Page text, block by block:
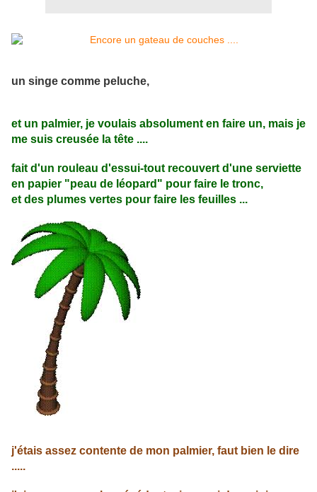
un singe comme peluche,
et un palmier, je voulais absolument en faire un, mais je
me suis creusée la tête ....
fait d'un rouleau d'essui-tout recouvert d'une serviette
en papier "peau de léopard" pour faire le tronc,
et des plumes vertes pour faire les feuilles ...
j'étais assez contente de mon palmier, faut bien le dire
.....